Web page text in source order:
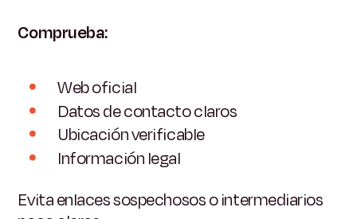
Comprueba:
Web oficial
Datos de contacto claros
Ubicación verificable
Información legal
Evita enlaces sospechosos o intermediarios